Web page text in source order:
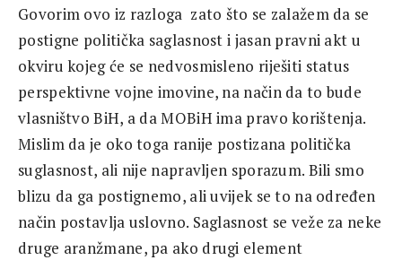
Govorim ovo iz razloga zato što se zalažem da se
postigne politička saglasnost i jasan pravni akt u
okviru kojeg će se nedvosmisleno riješiti status
perspektivne vojne imovine, na način da to bude
vlasništvo BiH, a da MOBiH ima pravo korištenja.
Mislim da je oko toga ranije postizana politička
suglasnost, ali nije napravljen sporazum. Bili smo
blizu da ga postignemo, ali uvijek se to na određen
način postavlja uslovno. Saglasnost se veže za neke
druge aranžmane, pa ako drugi element